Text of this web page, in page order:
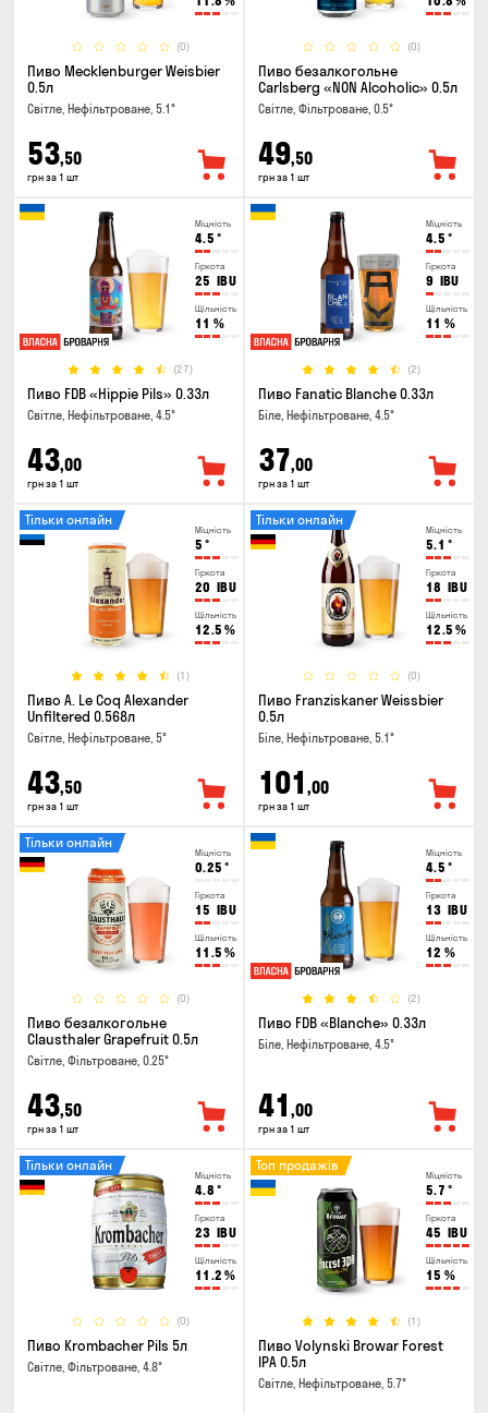
(0)
Пиво Mecklenburger Weisbier
0.5л
Світле, Нефільтроване, 5.1°
53,50
грн за 1 шт
(0)
Пиво безалкогольне
Carlsberg «NON Alcoholic» 0.5л
Світле, Фільтроване, 0.5°
49,50
грн за 1 шт
Міцність
4.5 °
Гіркота
25 IBU
Щільність
11 %
(27)
Пиво FDB «Hippie Pils» 0.33л
Світле, Нефільтроване, 4.5°
43,00
грн за 1 шт
Міцність
4.5 °
Гіркота
9 IBU
Щільність
11 %
(2)
Пиво Fanatic Blanche 0.33л
Біле, Нефільтроване, 4.5°
37,00
грн за 1 шт
Міцність
5 °
Гіркота
20 IBU
Щільність
12.5 %
(1)
Тільки онлайн
Пиво A. Le Coq Alexander
Unfiltered 0.568л
Світле, Нефільтроване, 5°
43,50
грн за 1 шт
Міцність
5.1 °
Гіркота
18 IBU
Щільність
12.5 %
(0)
Тільки онлайн
Пиво Franziskaner Weissbier
0.5л
Біле, Нефільтроване, 5.1°
101 ,00
грн за 1 шт
Міцність
0.25 °
Гіркота
15 IBU
Щільність
11.5 %
(0)
Тільки онлайн
Пиво безалкогольне
Clausthaler Grapefruit 0.5л
Світле, Фільтроване, 0.25°
43,50
грн за 1 шт
Міцність
4.5 °
Гіркота
13 IBU
Щільність
12 %
(2)
Пиво FDB «Blanche» 0.33л
Біле, Нефільтроване, 4.5°
41 ,00
грн за 1 шт
Міцність
4.8 °
Гіркота
23 IBU
Щільність
11.2 %
(0)
Тільки онлайн
Пиво Krombacher Pils 5л
Світле, Фільтроване, 4.8°
Міцність
5.7 °
Гіркота
45 IBU
Щільність
15 %
(1)
Топ продажів
Пиво Volynski Browar Forest
IPA 0.5л
Світле, Нефільтроване, 5.7°